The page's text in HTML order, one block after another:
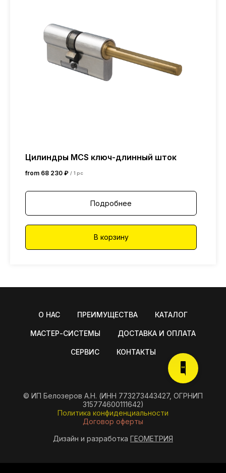
Цилиндры MCS ключ-длинный шток
from 68 230 ₽ / 1 pc
Подробнее
В корзину
О НАС ПРЕИМУЩЕСТВА КАТАЛОГ
МАСТЕР-СИСТЕМЫ ДОСТАВКА И ОПЛАТА
СЕРВИС КОНТАКТЫ
© ИП Белозеров А.Н. (ИНН 773273443427, ОГРНИП
315774600111642)
Политика конфиденциальности
Договор оферты
Дизайн и разработка ГЕОМЕТРИЯ